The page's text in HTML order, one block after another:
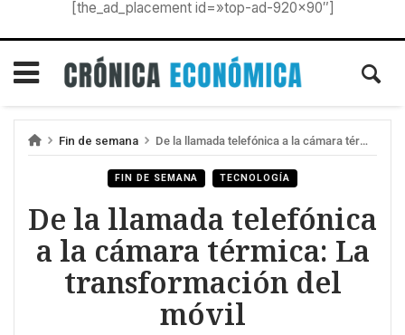
[the_ad_placement id=»top-ad-920×90″]
Fin de semana De la llamada telefónica a la cámara térmica: La transformación del móvil
FIN DE SEMANA TECNOLOGÍA
De la llamada telefónica
a la cámara térmica: La
transformación del
móvil